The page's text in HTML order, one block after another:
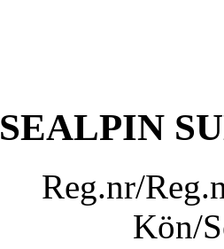
SEALPIN
Reg.nr/
Kön/